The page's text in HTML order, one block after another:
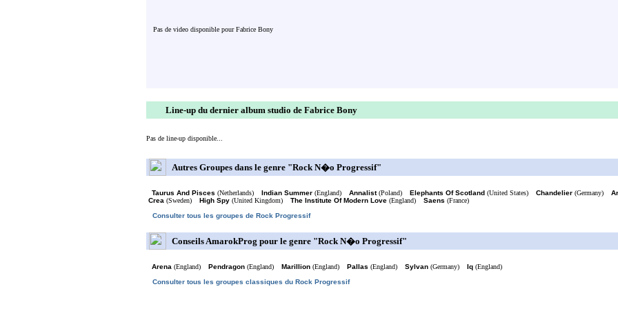
Pas de video disponible pour Fabrice Bony
Line-up du dernier album studio de Fabrice Bony
Pas de line-up disponible...
Autres Groupes dans le genre "Rock N�o Progressif"
Taurus And Pisces (Netherlands) Indian Summer (England) Annalist(Poland) Elephants Of Scotland (United States) Chandelier (Germany)
Crea (Sweden) High Spy (United Kingdom) The Institute Of Modern Love (England) Saens (France)
Consulter tous les groupes de Rock Progressif
Conseils AmarokProg pour le genre "Rock N�o Progressif"
Arena (England) Pendragon (England) Marillion (England) Pallas (England) Sylvan (Germany) Iq (England)
Consulter tous les groupes classiques du Rock Progressif